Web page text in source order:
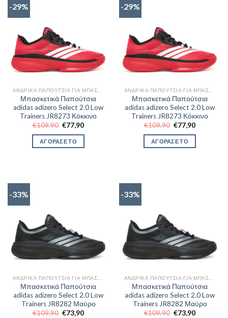
-29%
Μπασκετικά Παπούτσια
adidas adizero Select 2.0 Low
Trainers JR8273 Κόκκινο
€109,90 Original
price
was:
€109,90.
€77,90Η
ΑΓΟΡΑΣΕ ΤΟ
-29%
Μπασκετικά Παπούτσια
adidas adizero Select 2.0 Low
Trainers JR8273 Κόκκινο
€109,90 Original
price
was:
€109,90.
€77,90Η
ΑΓΟΡΑΣΕ ΤΟ
-33%
Μπασκετικά Παπούτσια
adidas adizero Select 2.0 Low
Trainers JR8282 Μαύρο
€109,90 Original
€73,90Η
-33%
Μπασκετικά Παπούτσια
adidas adizero Select 2.0 Low
Trainers JR8282 Μαύρο
€109,90 Original
€73,90Η